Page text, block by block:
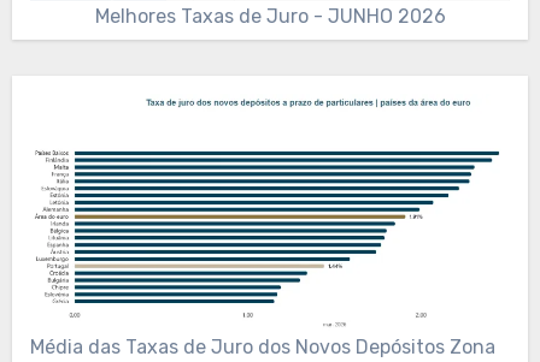
Melhores Taxas de Juro - JUNHO 2026
Média das Taxas de Juro dos Novos Depósitos Zona